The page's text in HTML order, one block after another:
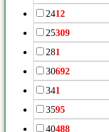
2412
25309
281
30692
341
3595
40488